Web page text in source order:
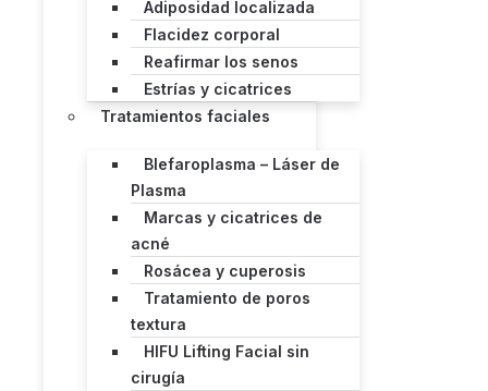
Adiposidad localizada
Flacidez corporal
Reafirmar los senos
Estrías y cicatrices
Tratamientos faciales
Blefaroplasma – Láser de
Plasma
Marcas y cicatrices de
acné
Rosácea y cuperosis
Tratamiento de poros
textura
HIFU Lifting Facial sin
cirugía